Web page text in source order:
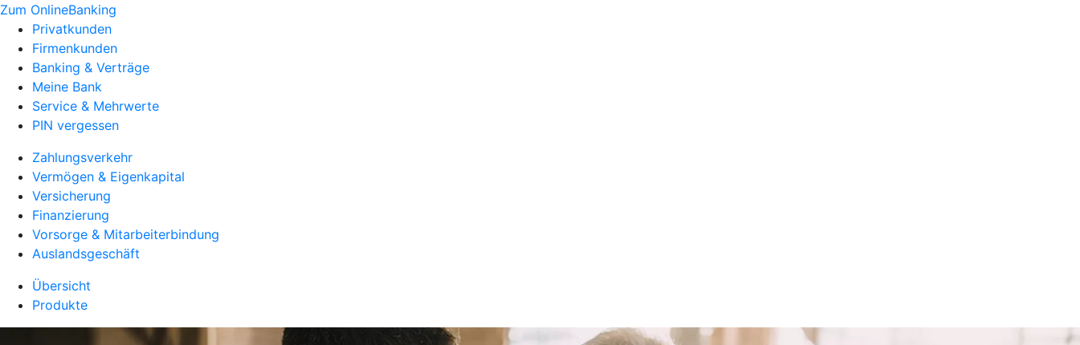
Zum OnlineBanking
Privatkunden
Firmenkunden
Banking & Verträge
Meine Bank
Service & Mehrwerte
PIN vergessen
Zahlungsverkehr
Vermögen & Eigenkapital
Versicherung
Finanzierung
Vorsorge & Mitarbeiterbindung
Auslandsgeschäft
Übersicht
Produkte